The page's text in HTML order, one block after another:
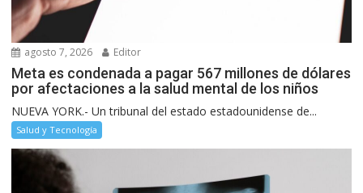
agosto 7, 2026 Editor
Meta es condenada a pagar 567 millones de dólares
por afectaciones a la salud mental de los niños
NUEVA YORK.- Un tribunal del estado estadounidense de...
Salud y Tecnología